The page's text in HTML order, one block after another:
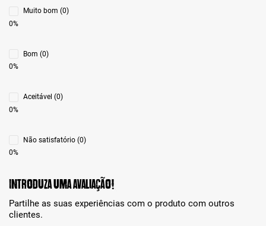
Muito bom (0)
0%
Bom (0)
0%
Aceitável (0)
0%
Não satisfatório (0)
0%
Introduza uma avaliação!
Partilhe as suas experiências com o produto com outros
clientes.